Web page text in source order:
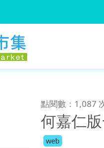
點閱數：1,087
何嘉仁
web